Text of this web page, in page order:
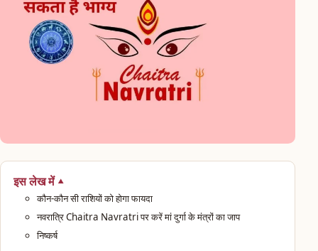
इस लेख में
कौन-कौन सी राशियों को होगा फायदा
नवरात्रि Chaitra Navratri पर करें मां दुर्गा के मंत्रों का जाप
निष्कर्ष